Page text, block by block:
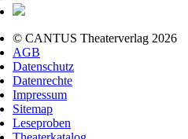
© CANTUS Theaterverlag 2026
AGB
Datenschutz
Datenrechte
Impressum
Sitemap
Leseproben